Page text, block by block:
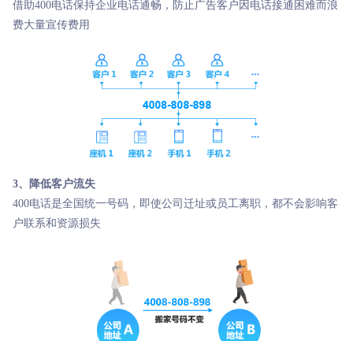
借助400电话保持企业电话通畅，防止广告客户因电话接通困难而浪
费大量宣传费用
3、降低客户流失
400电话是全国统一号码，即使公司迁址或员工离职，都不会影响客
户联系和资源损失